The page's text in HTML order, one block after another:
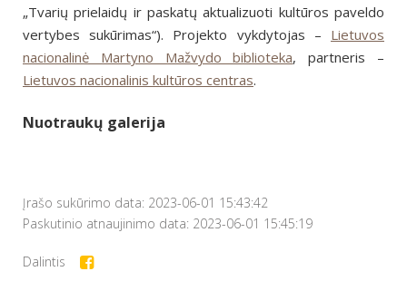
„Tvarių prielaidų ir paskatų aktualizuoti kultūros paveldo
vertybes sukūrimas“). Projekto vykdytojas – Lietuvos
nacionalinė Martyno Mažvydo biblioteka, partneris –
Lietuvos nacionalinis kultūros centras.
Nuotraukų galerija
Įrašo sukūrimo data: 2023-06-01 15:43:42
Paskutinio atnaujinimo data: 2023-06-01 15:45:19
Dalintis